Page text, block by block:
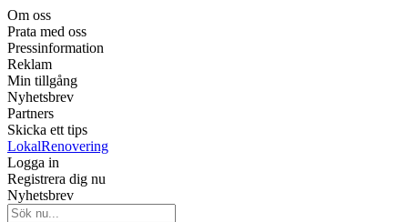
Om oss
Prata med oss
Pressinformation
Reklam
Min tillgång
Nyhetsbrev
Partners
Skicka ett tips
LokalRenovering
Logga in
Registrera dig nu
Nyhetsbrev